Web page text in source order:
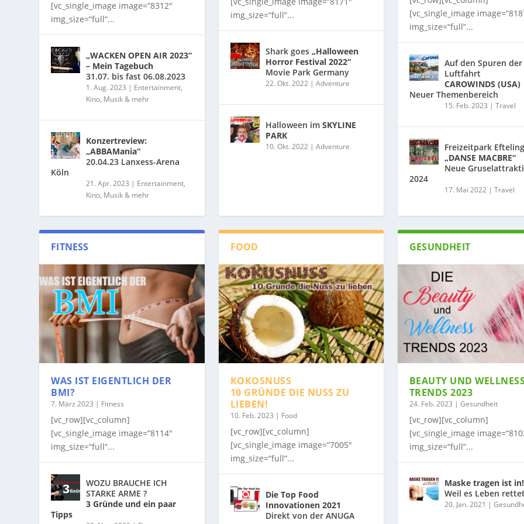
[vc_single_image image=“8312″
img_size=“full“...
„WACKEN OPEN AIR 2023“
– Mein Tagebuch
31.07. bis fast 06.08.2023
1. Aug. 2023 | Entertainment,
Kino, Musik & mehr
Konzertreview:
„ABBAMania“
20.04.23 Lanxess-Arena
Köln
21. Apr. 2023 | Entertainment,
Kino, Musik & mehr
img_size=“full“...
Shark goes „Halloween
Horror Festival 2022“
Movie Park Germany
22. Okt. 2022| Adventure
Halloween im SKYLINE
PARK
10. Okt. 2022| Adventure
[vc_single_image
img_size=“full“...
Auf den Spuren der
Luftfahrt
CAROWINDS (USA)
Neuer Themenbereich
15. Feb. 2023 | Travel
Freizeitpark Efteling
„DANSE MACBRE“
Neue
2024
17. Mai 2022| Travel
FITNESS
WAS IST EIGENTLICH DER
BMI?
7. März 2023 | Fitness
[vc_row][vc_column]
[vc_single_image image=“8114″
img_size=“full“...
WOZU BRAUCHE ICH
STARKE ARME ?
3 Gründe und ein paar
Tipps
FOOD
KOKOSNUSS
10 GRÜNDE DIE NUSS ZU
LIEBEN!
10. Feb. 2023 | Food
[vc_row][vc_column]
[vc_single_image image=“7005″
img_size=“full“...
Die Top Food
Innovationen 2021
Direkt von der ANUGA
GESUNDHEIT
BEAUTY UND
TRENDS 2023
24. Feb. 2023 | Gesundheit
[vc_row][vc_column]
[vc_single_image
img_size=“full“...
Maske tragen ist in!
Weil es Leben
20. Jan. 2021 |